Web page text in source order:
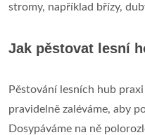
stromy, například břízy,
Jak pěstovat lesní
Pěstování lesních hub
pravidelně zaléváme, aby
Dosypáváme na ně